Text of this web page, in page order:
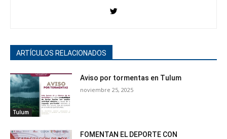
ARTÍCULOS RELACIONADOS
Tulum
Aviso por tormentas en Tulum
noviembre 25, 2025
FOMENTAN EL DEPORTE CON